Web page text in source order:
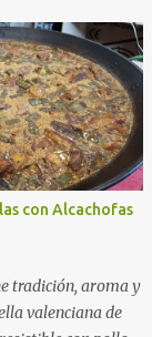
con Alcachofas
tradición, aroma y
valenciana de